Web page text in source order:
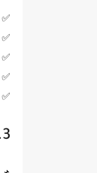
✅
✅
✅
✅
✅
3. فوائد الحصول على الجنسية الأوروبية